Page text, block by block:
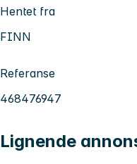
Hentet fra
FINN
Referanse
468476947
Lignende